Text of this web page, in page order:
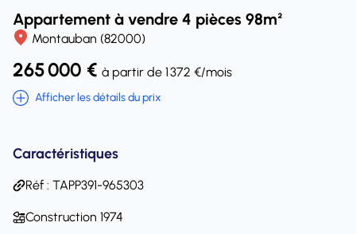
Appartement à vendre 4 pièces 98m²
Montauban (82000)
265 000 € à partir de 1 372 €/mois
Afficher les détails du prix
Caractéristiques
Réf : TAPP391-965303
Construction 1974